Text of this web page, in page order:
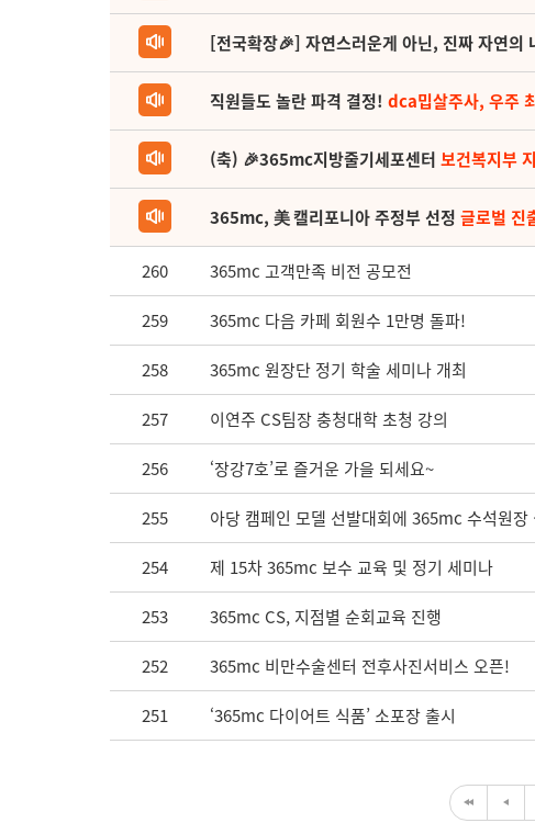
[전국확장🎉] 자연스러운게 아닌, 진짜 자연의
직원들도 놀란 파격 결정! dca밉살주사, 우주
(축) 🎉365mc지방줄기세포센터 보건복지부
365mc, 美 캘리포니아 주정부 선정 글로벌 진
260 365mc 고객만족 비전 공모전
259 365mc 다음 카페 회원수 1만명 돌파!
258 365mc 원장단 정기 학술 세미나 개최
257 이연주 CS팀장 충청대학 초청 강의
256 ‘장강7호’로 즐거운 가을 되세요~
255 아당 캠페인 모델 선발대회에 365mc 수석원장
254 제 15차 365mc 보수 교육 및 정기 세미나
253 365mc CS, 지점별 순회교육 진행
252 365mc 비만수술센터 전후사진서비스 오픈!
251 ‘365mc 다이어트 식품’ 소포장 출시